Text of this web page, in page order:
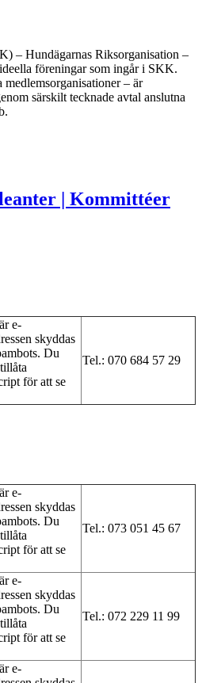
– Hundägarnas Riksorganisation –
föreningar som ingår i SKK.
medlemsorganisationer – är
särskilt tecknade avtal anslutna
| Kommittéer
e-
skyddas
Du
för att se
Tel.: 070 684 57 29
e-
skyddas
Du
för att se
Tel.: 073 051 45 67
e-
skyddas
Du
för att se
Tel.: ‭072 229 11 99‬
e-